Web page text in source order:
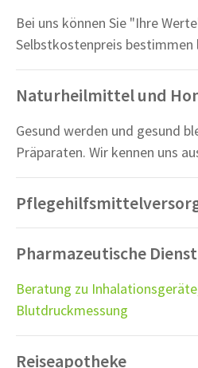
Bei uns können Sie "Ihre
Selbstkostenpreis bestimmen
Naturheilmittel und
Gesund werden und gesund
Präparaten. Wir kennen uns
Pharmazeutische
Beratung zu
Blutdruckmessung
Reiseapotheke